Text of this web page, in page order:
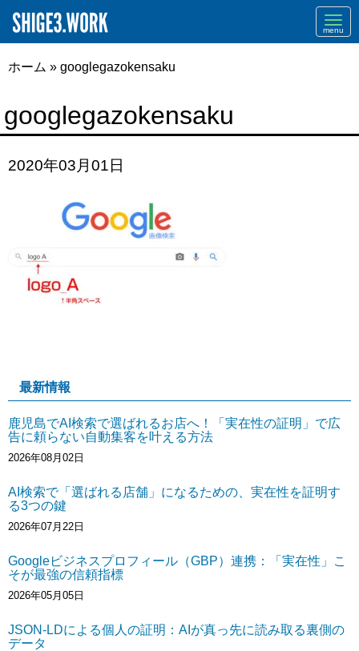
ホーム » googlegazokensaku
googlegazokensaku
2020年03月01日
最新情報
鹿児島でAI検索で選ばれるお店へ！「実在性の証明」で広
告に頼らない自動集客を叶える方法
2026年08月02日
AI検索で「選ばれる店舗」になるための、実在性を証明す
る3つの鍵
2026年07月22日
Googleビジネスプロフィール（GBP）連携：「実在性」こ
そが最強の信頼指標
2026年05月05日
JSON-LDによる個人の証明：AIが真っ先に読み取る裏側の
データ